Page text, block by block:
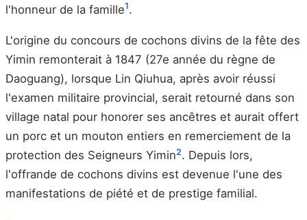
l'honneur de la famille1.
L'origine du concours de cochons divins de la fête des
Yimin remonterait à 1847 (27e année du règne de
Daoguang), lorsque Lin Qiuhua, après avoir réussi
l'examen militaire provincial, serait retourné dans son
village natal pour honorer ses ancêtres et aurait offert
un porc et un mouton entiers en remerciement de la
protection des Seigneurs Yimin2. Depuis lors,
l'offrande de cochons divins est devenue l'une des
manifestations de piété et de prestige familial.